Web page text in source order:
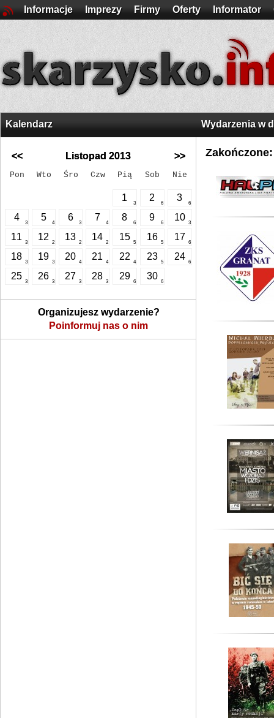
Informacje Imprezy Firmy Oferty Informator
Kalendarz
<< Listopad 2013 >>
Pon Wto Śro Czw Pią Sob Nie
1
3
2
6
3
6
4
3
5
4
6
3
7
4
8
6
9
6
10
3
11
3
12
2
13
2
14
2
15
5
16
5
17
6
18
3
19
3
20
4
21
4
22
4
23
5
24
6
25
3
26
3
27
3
28
3
29
6
30
6
Organizujesz wydarzenie?
Poinformuj nas o nim
Wydarzenia w
Zakończone: